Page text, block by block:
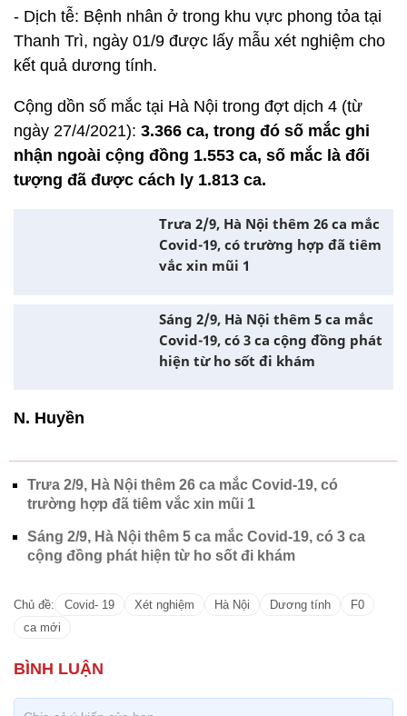
- Dịch tễ: Bệnh nhân ở trong khu vực phong tỏa tại
Thanh Trì, ngày 01/9 được lấy mẫu xét nghiệm cho
kết quả dương tính.
Cộng dồn số mắc tại Hà Nội trong đợt dịch 4 (từ
ngày 27/4/2021): 3.366 ca, trong đó số mắc ghi
nhận ngoài cộng đồng 1.553 ca, số mắc là đối
tượng đã được cách ly 1.813 ca.
Trưa 2/9, Hà Nội thêm 26 ca mắc
Covid-19, có trường hợp đã tiêm
vắc xin mũi 1
Sáng 2/9, Hà Nội thêm 5 ca mắc
Covid-19, có 3 ca cộng đồng phát
hiện từ ho sốt đi khám
N. Huyền
Trưa 2/9, Hà Nội thêm 26 ca mắc Covid-19, có
trường hợp đã tiêm vắc xin mũi 1
Sáng 2/9, Hà Nội thêm 5 ca mắc Covid-19, có 3 ca
cộng đồng phát hiện từ ho sốt đi khám
Chủ đề: Covid- 19 Xét nghiệm Hà Nội Dương tính
F0
ca mới